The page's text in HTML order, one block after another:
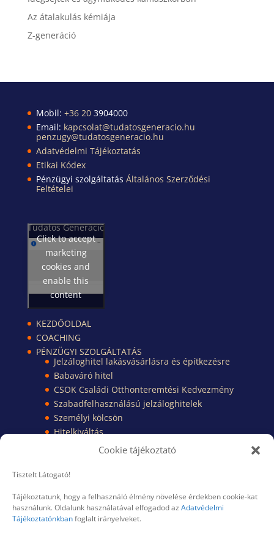
Cookie tájékoztató
Tisztelt Látogató!
Tájékoztatunk, hogy a felhasználó élmény növelése érdekben cookie-kat
használunk. Oldalunk használatával elfogadod az Adatvédelmi
Tájékoztatónkbanfoglalt irányelveket.
Az átalakulás kémiája
Z-generáció
Mobil: +36 20 3904000
Email: kapcsolat@tudatosgeneracio.hu
penzugy@tudatosgeneracio.hu
Adatvédelmi Tájékoztatás
Etikai Kódex
Pénzügyi szolgáltatás Általános Szerződési
Feltételei
Tudatos Generáció
Click to accept
marketing
cookies and
enable this
content
KEZDŐOLDAL
COACHING
PÉNZÜGYI SZOLGÁLTATÁS
Jelzáloghitel lakásvásárlásra és építkezésre
Babaváró hitel
CSOK Családi Otthonteremtési Kedvezmény
Szabadfelhasználású jelzáloghitelek
Személyi kölcsön
Hitelkiváltás
Pénzügyi Kisokos
Pénzügyi dokumentumok
TUDÁSBÁZIS
RÓLAM
BLOG